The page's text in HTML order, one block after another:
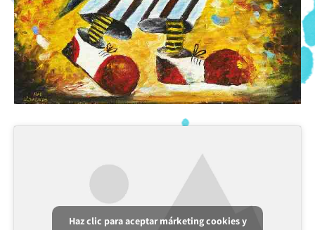
Haz clic para aceptar márketing cookies y